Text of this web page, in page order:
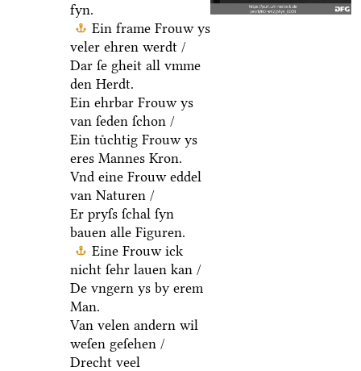
fyn.
Ein frame Frouw ys
veler ehren werdt /
Dar ſe gheit all vmme
den Herdt.
Ein ehrbar Frouw ys
van ſeden ſchon /
Ein tuͤchtig Frouw ys
eres Mannes Kron.
Vnd eine Frouw eddel
van Naturen /
Er pryſs ſchal ſyn
bauen alle Figuren.
Eine Frouw ick
nicht ſehr lauen kan /
De vngern ys by erem
Man.
Van velen andern wil
weſen geſehen /
Drecht veel